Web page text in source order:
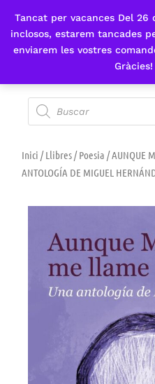
Tancat per vacances Del 26
inclosos, estarem tancades
enviarem les vostres
Gràcies!
Fes-te'n sòcia
Inici /Llibres/Poesia / AUNQUE
ANTOLOGÍA DE MIGUEL